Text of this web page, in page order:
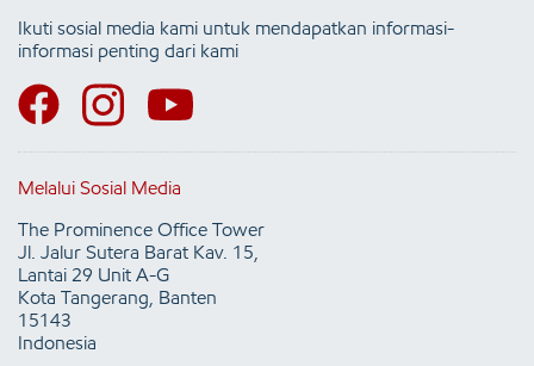
Ikuti sosial media kami untuk mendapatkan informasi-
informasi penting dari kami
Melalui Sosial Media
The Prominence Office Tower
Jl. Jalur Sutera Barat Kav. 15,
Lantai 29 Unit A-G
Kota Tangerang, Banten
15143
Indonesia